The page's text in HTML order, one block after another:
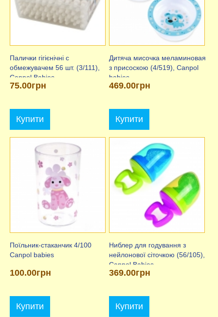
Палички гігієнічні c
обмежувачем 56 шт. (3/111),
Canpol Babies.
75.00грн
Купити
Дитяча мисочка меламиновая
з присоскою (4/519), Canpol
babies
469.00грн
Купити
Поїльник-стаканчик 4/100
Canpol babies
100.00грн
Купити
Ниблер для годування з
нейлонової сіточкою (56/105),
Canpol Babies
369.00грн
Купити